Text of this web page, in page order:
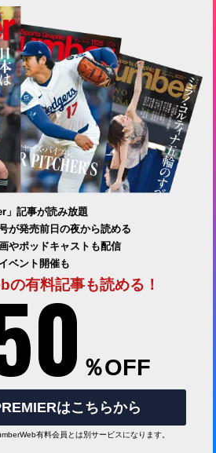
」記事が読み放題
が発売前日の夜から読める
やポッドキャストも配信
ベント開催も
の有料記事も読める！
％OFF
はこちらから
有料会員とは別サービスになります。